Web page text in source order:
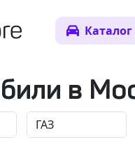
Каталог
в